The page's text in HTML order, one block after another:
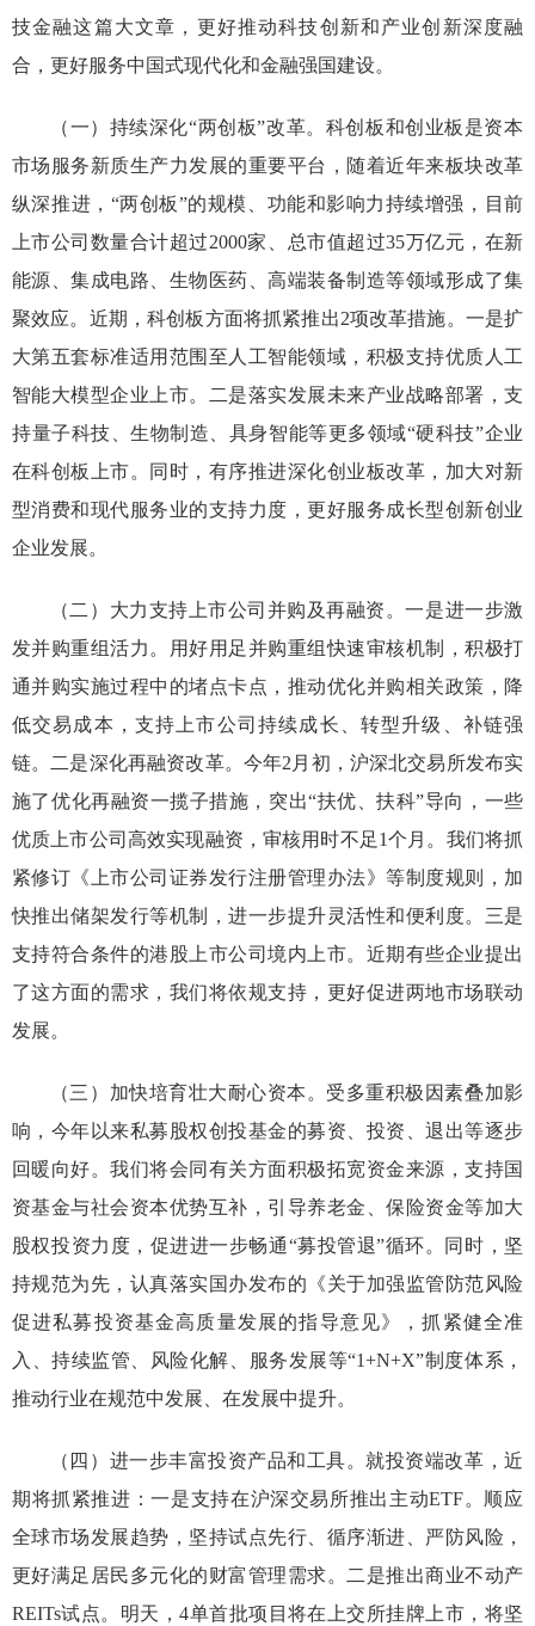
技金融这篇大文章，
更好推动科技创新和产业创新深度融
合 ，更好服务中国式现代化和金融强国建设。
（一）持续深化“两创板”改革。 科创板和创业板是资本
市场服务新质生产力发展的重要平台，随着近年来板块改革
纵深推进， “两创板”的规模、功能和影响力持续增强，目前
上市公司数量合计超过2000家、总市值超过35万亿元 ， 在新
能源、集成电路、生物医药、高端装备制造等领域形成了集
聚效应。近期，科创板方面将抓紧推出2项改革措施。一是扩
大第五套标准适用范围至人工智能领域，积极支持优质人工
智能大模型企业上市。二是落实发展未来产业战略部署，支
持量子科技、生物制造、 具身智能等更多领域“硬科技”企业
在科创板上市。同时，有序推进深化创业板改革 ，加大对新
型消费和现代服务业的支持力度，更好服务成长型创新创业
企业发展。
（二 ） 大力支持上市公司并购及再融资。一是进一步激
发并购重组活力。用好用足并购重组快速审核机制，积极打
通并购实施过程中的堵点卡点，推动优化并购相关政策，降
低交易成本， 支持上市公司持续成长、转型升级、补链强
链。二是深化再融资改革。今年2月初，沪深北交易所发布实
施了优化再融资一揽子措施，突出“扶优、扶科”导向，一些
优质上市公司高效实现融资，审核用时不足1个月。我们将抓
紧修订 《上市公司证券发行注册管理办法》等制度规则
，加
快推出储架发行等机制，进一步提升灵活性和便利度。 三是
支持符合条件的港股上市公司境内上市。近期有些企业提出
了这方面的需求，我们将依规支持，更好促进两地市场联动
发展。
（三 ） 加快培育壮大耐心资本。受多重积极因素叠加影
响 ，今年以来私募股权创投基金的募资、投资、退出等逐步
回暖向好。我们将会同有关方面积极拓宽资金来源 ，支持国
资基金与社会资本优势互补，引导养老金、保险资金等加大
股权投资力度，促进进一步畅通“募投管退”循环。
同时，坚
持规范为先， 认真落实国办发布的《关于加强监管防范风险
促进私募投资基金高质量发展的指导意见》，抓紧健全准
入、持续监管、风险化解、服务发展等“1+N+X”制度体系 ，
推动行业在规范中发展、 在发展中提升。
（四）进一步丰富投资产品和工具。就投资端改革，近
期将抓紧推进：一是支持在沪深交易所推出主动ETF。 顺应
全球市场发展趋势， 坚持试点先行、 循序渐进、严防风险，
更好满足居民多元化的财富管理需求。二是推出商业不动产
REITs试点。明天，4单首批项目将在上交所挂牌上市 ，将坚